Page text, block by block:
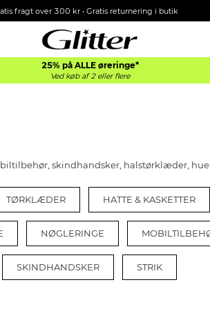
fragt over 300 kr • Gratis returnering i butik
25% på ALLE øreringe*
Ved køb af 2 eller flere
skindhandsker, halstørklæder,
TØRKLÆDER HATTE & KASKETTER
NØGLERINGE
SKINDHANDSKER STRIK